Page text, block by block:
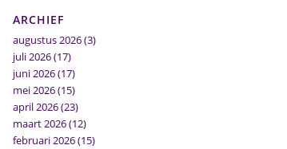
ARCHIEF
augustus 2026(3)
juli 2026(17)
juni 2026(17)
mei 2026(15)
april 2026(23)
maart 2026(12)
februari 2026(15)